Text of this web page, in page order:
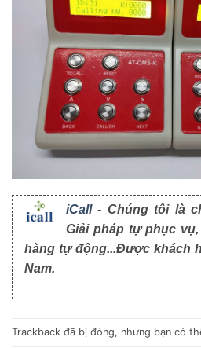
iCall- Chúng tôi là
Giải pháp tự phục
hàng tự động...Được khách
Nam.
Trackback đã bị đóng, nhưng bạn có